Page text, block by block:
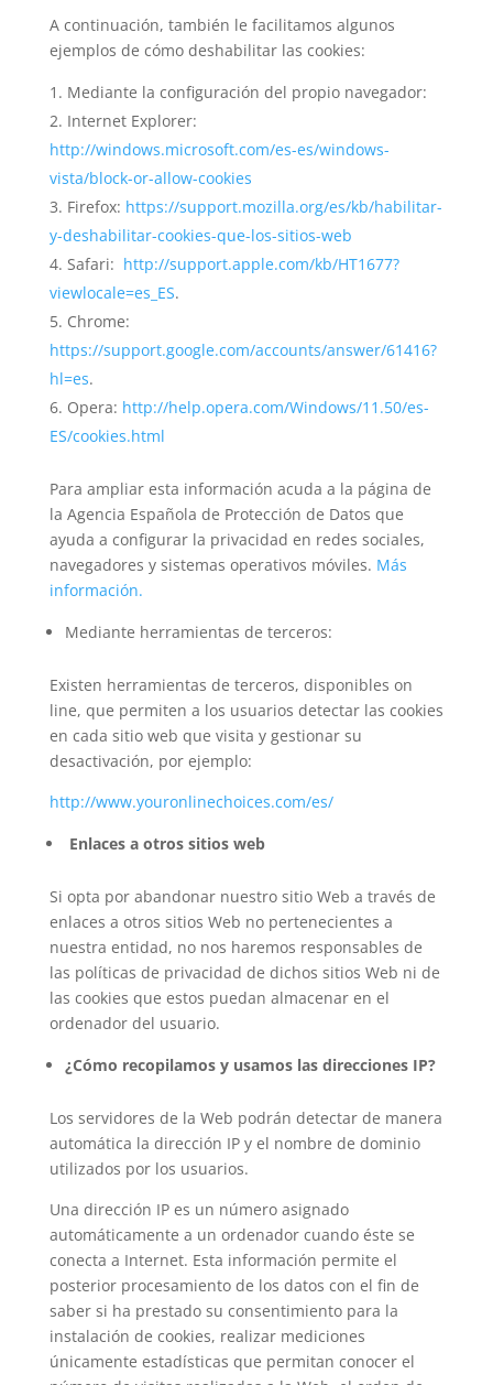
A continuación, también le facilitamos algunos
ejemplos de cómo deshabilitar las cookies:
Mediante la configuración del propio navegador:
Internet Explorer:
http://windows.microsoft.com/es-es/windows-
vista/block-or-allow-cookies
Firefox: https://support.mozilla.org/es/kb/habilitar-
y-deshabilitar-cookies-que-los-sitios-web
Safari: http://support.apple.com/kb/HT1677?
viewlocale=es_ES.
Chrome:
https://support.google.com/accounts/answer/61416?
hl=es.
Opera: http://help.opera.com/Windows/11.50/es-
ES/cookies.html
Para ampliar esta información acuda a la página de
la Agencia Española de Protección de Datos que
ayuda a configurar la privacidad en redes sociales,
navegadores y sistemas operativos móviles. Más
información.
Mediante herramientas de terceros:
Existen herramientas de terceros, disponibles on
line, que permiten a los usuarios detectar las cookies
en cada sitio web que visita y gestionar su
desactivación, por ejemplo:
http://www.youronlinechoices.com/es/
Enlaces a otros sitios web
Si opta por abandonar nuestro sitio Web a través de
enlaces a otros sitios Web no pertenecientes a
nuestra entidad, no nos haremos responsables de
las políticas de privacidad de dichos sitios Web ni de
las cookies que estos puedan almacenar en el
ordenador del usuario.
¿Cómo recopilamos y usamos las direcciones IP?
Los servidores de la Web podrán detectar de manera
automática la dirección IP y el nombre de dominio
utilizados por los usuarios.
Una dirección IP es un número asignado
automáticamente a un ordenador cuando éste se
conecta a Internet. Esta información permite el
posterior procesamiento de los datos con el fin de
saber si ha prestado su consentimiento para la
instalación de cookies, realizar mediciones
únicamente estadísticas que permitan conocer el